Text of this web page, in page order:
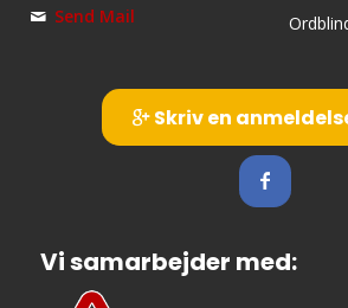
Send Mail
Skriv en
Vi samarbejder med: